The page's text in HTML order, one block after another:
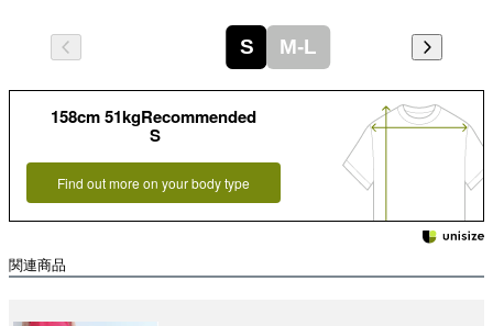
S M-L
158cm 51kgRecommended
S
Find out more on your body type
関連商品